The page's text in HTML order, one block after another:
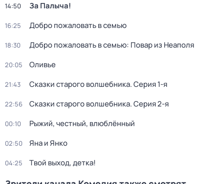
14:50 За Палыча!
16:25 Добро пожаловать в семью
18:30 Добро пожаловать в семью: Повар из Неаполя
20:05 Оливье
21:43 Сказки старого волшебника. Серия 1-я
22:56 Сказки старого волшебника. Серия 2-я
00:10 Рыжий, честный, влюблённый
02:50 Яна и Янко
04:25 Твой выход, детка!